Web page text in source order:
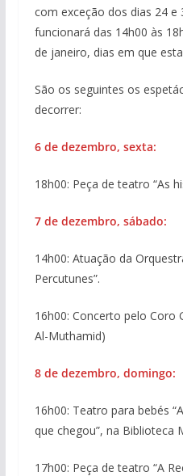
com exceção dos dias 24 e
funcionará das 14h00 às
de janeiro, dias em que
São os seguintes os
decorrer:
6 de dezembro, sexta:
18h00: Peça de teatro “As
7 de dezembro, sábado:
14h00: Atuação da
Percutunes”.
16h00: Concerto pelo Coro
Al-Muthamid)
8 de dezembro, domingo:
16h00: Teatro para bebés
que chegou”, na Biblioteca
17h00: Peça de teatro “A